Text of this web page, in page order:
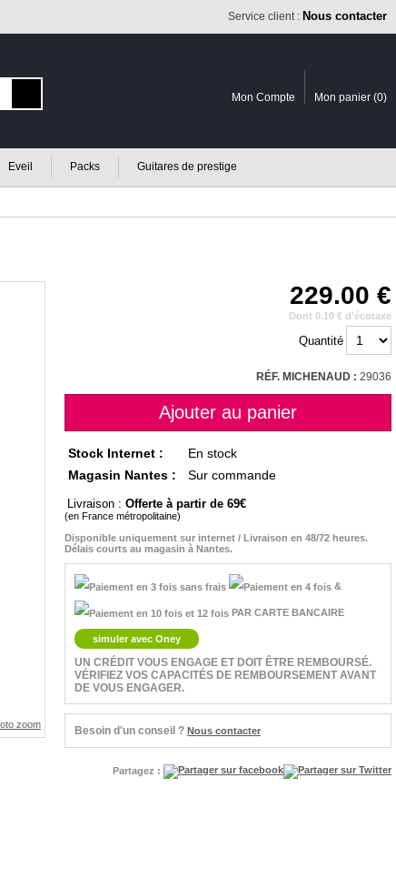
Service client : Nous contacter
Mon Compte Mon panier (0)
Eveil Packs Guitares de prestige
229.00
Dont 0.10 € d'écotaxe
Quantité
RÉF. MICHENAUD : 29036
Stock Internet :
En stock
Magasin Nantes :
Sur commande
Livraison : Offerte à partir de 69
(en France métropolitaine)
Disponible uniquement sur internet / Livraison en 48/72 heures.
Délais courts au magasin à Nantes.
&
PAR CARTE BANCAIRE
simuler avec Oney
UN CRÉDIT VOUS ENGAGE ET DOIT ÊTRE REMBOURSÉ.
VÉRIFIEZ VOS CAPACITÉS DE REMBOURSEMENT AVANT
DE VOUS ENGAGER.
Besoin d'un conseil ? Nous contacter
Partagez :